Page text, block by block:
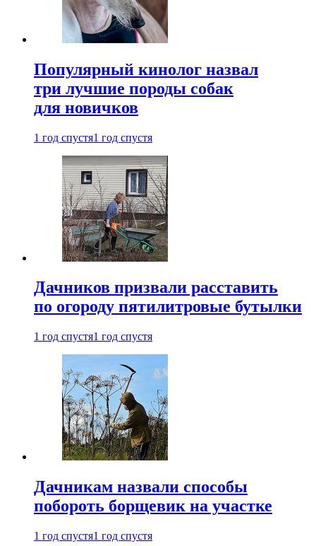
Популярный кинолог назвал
три лучшие породы собак
для новичков
1 год спустя1 год спустя
Дачников призвали расставить
по огороду пятилитровые бутылки
1 год спустя1 год спустя
Дачникам назвали способы
побороть борщевик на участке
1 год спустя1 год спустя